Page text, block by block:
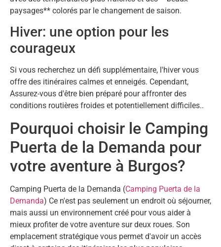
paysages** colorés par le changement de saison.
Hiver: une option pour les
courageux
Si vous recherchez un défi supplémentaire, l'hiver vous
offre des itinéraires calmes et enneigés. Cependant,
Assurez-vous d'être bien préparé pour affronter des
conditions routières froides et potentiellement difficiles..
Pourquoi choisir le Camping
Puerta de la Demanda pour
votre aventure à Burgos?
Camping Puerta de la Demanda (Camping Puerta de la
Demanda) Ce n'est pas seulement un endroit où séjourner,
mais aussi un environnement créé pour vous aider à
mieux profiter de votre aventure sur deux roues. Son
emplacement stratégique vous permet d'avoir un accès